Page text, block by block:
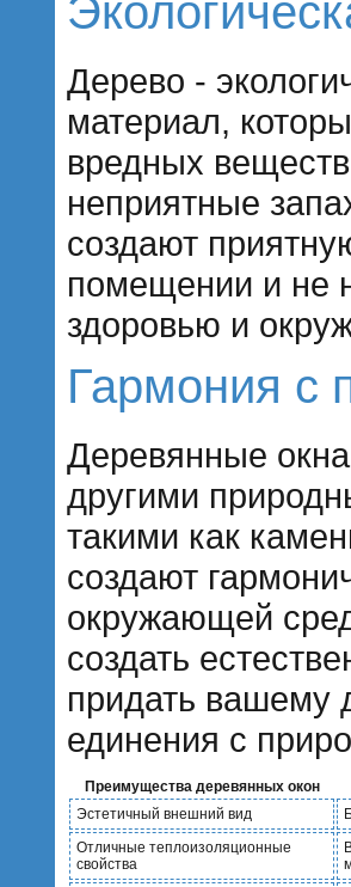
Дерево -
материал,
вредных
неприятные
создают
помещении и не
здоровью и
Гармония с
Деревянные
другими
такими как
создают
окружающей
создать
придать
единения с
Преимущества деревянных окон
Эстетичный внешний вид
Отличные теплоизоляционные
свойства